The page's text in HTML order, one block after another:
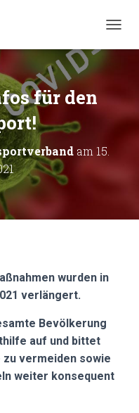
A
H
für den
am 15.
wurden in
verlängert.
Bevölkerung
auf und bittet
vermeiden sowie
weiter konsequent